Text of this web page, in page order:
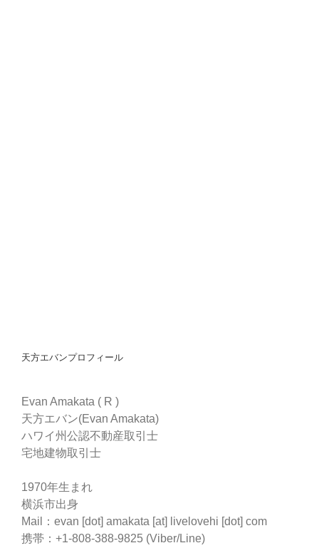
天方エバンプロフィール
Evan Amakata ( R )
天方エバン(Evan Amakata)
ハワイ州公認不動産取引士
宅地建物取引士
1970年生まれ
横浜市出身
Mail：evan [dot] amakata [at] livelovehi [dot] com
携帯：+1-808-388-9825 (Viber/Line)